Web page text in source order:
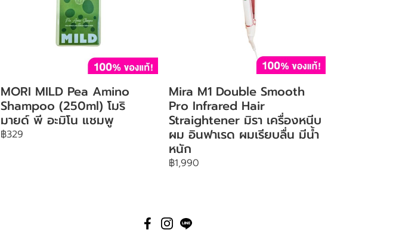
MORI MILD Pea Amino
Shampoo (250ml) โมริ
มายด์ พี อะมิโน แชมพู
฿329
Mira M1 Double Smooth
Pro Infrared Hair
Straightener มิรา เครื่องหนีบ
ผม อินฟาเรด ผมเรียบลื่น มีน้ำ
หนัก
฿1,990